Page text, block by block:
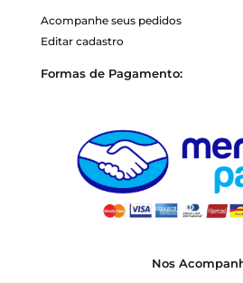
Acompanhe seus pedidos
Editar cadastro
Formas de Pagamento:
Nos